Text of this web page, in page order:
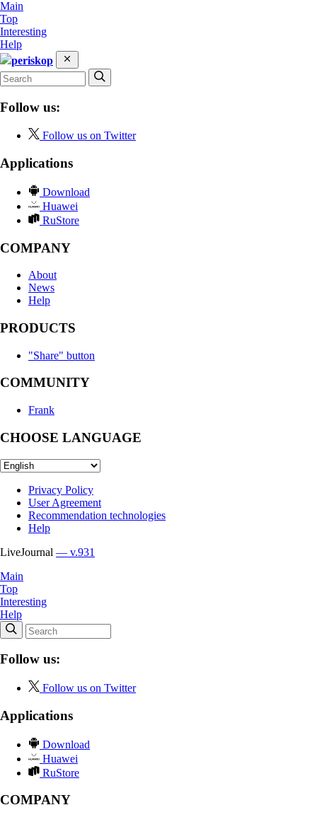
Main
Top
Interesting
Help
periskop
Follow us:
Follow us on Twitter
Applications
Download
Huawei
RuStore
COMPANY
About
News
Help
PRODUCTS
"Share" button
COMMUNITY
Frank
CHOOSE LANGUAGE
Privacy Policy
User Agreement
Recommendation technologies
Help
LiveJournal — v.931
Main
Top
Interesting
Help
Follow us:
Follow us on Twitter
Applications
Download
Huawei
RuStore
COMPANY